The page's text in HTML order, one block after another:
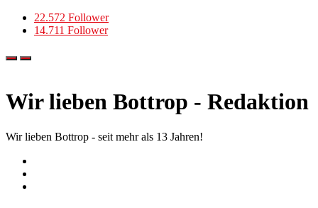
22.572 Follower
14.711 Follower
Wir lieben Bottrop - Redaktion
Wir lieben Bottrop - seit mehr als 13 Jahren!